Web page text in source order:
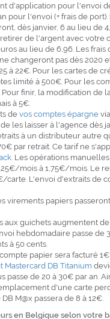
d'application pour l'envoi
pour l'envoi (+ frais de
dès janvier, 6 au lieu
de l'argent avec
au lieu de 6,96. Les
changeront pas dès 2020
à 22€. Pour les cartes de
limité à 500€. Pour les
Pour finir, la modification
à 5€.
de vos comptes épargne
les laisser à l'agence dès
à un distributeur autre
par retrait. Ce tarif ne
. Les opérations
mois à 1,75€/mois. Le
carte. L'envoi d'extraits de
virements papiers
aux guichets augmentent
hebdomadaire passe de
à 50 cents.
papier sera facturé
Mastercard DB Titanium
passe de 20 à 30€ par an.
d'une carte
M@x passera de 8 à 12€.
en Belgique selon votre